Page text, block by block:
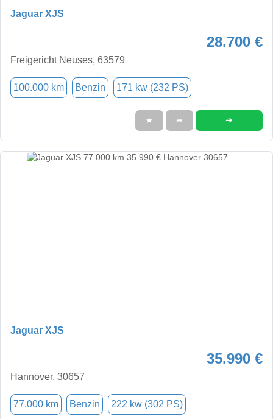
Jaguar XJS
28.700 €
Freigericht Neuses, 63579
100.000 km Benzin 171 kw (232 PS)
★ ➦ ➜
Jaguar XJS
35.990 €
Hannover, 30657
77.000 km Benzin 222 kw (302 PS)